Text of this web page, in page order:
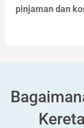
pinjaman dan